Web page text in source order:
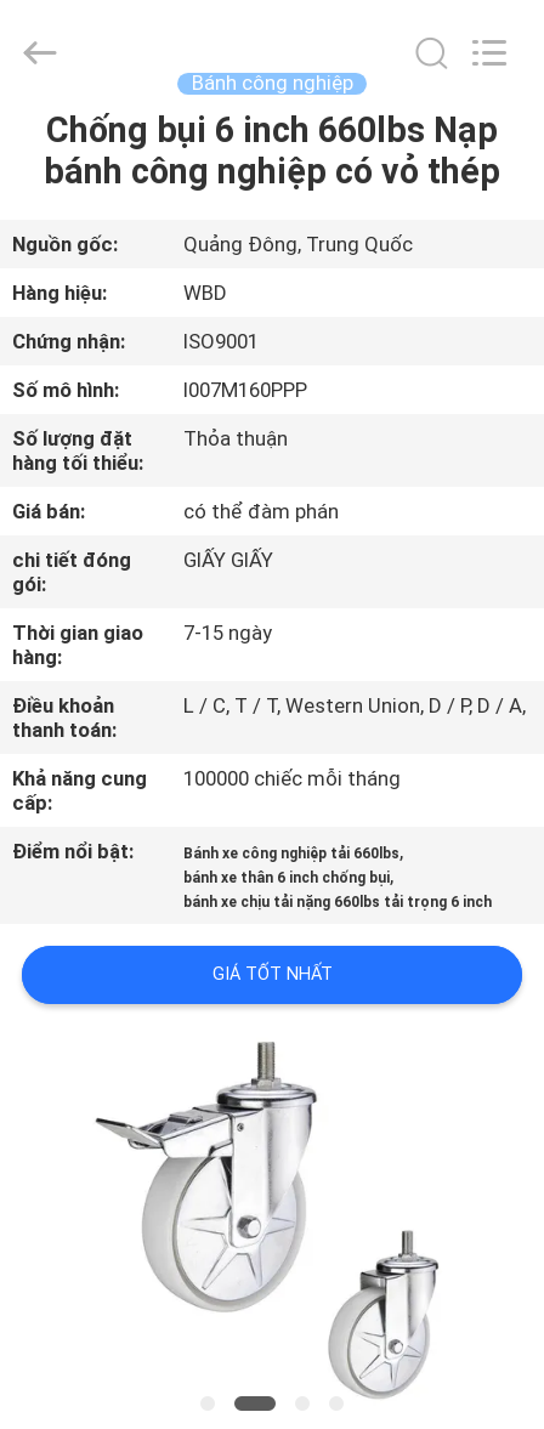
NHÀ
PHẨM
VIDEO
VỀ
CHÚNG
TÔI
THAM
QUAN
NHÀ
MÁY
KIỂM
SOÁT
CHẤT
LIÊN
HỆ
Metal
Reserved.
Bánh công nghiệp
Chống bụi 6 inch 660lbs Nạp
bánh công nghiệp có vỏ thép
Nguồn gốc:
Quảng Đông, Trung Quốc
Hàng hiệu:
WBD
Chứng nhận:
ISO9001
Số mô hình:
I007M160PPP
Số lượng đặt
hàng tối thiểu:
Thỏa thuận
Giá bán:
có thể đàm phán
chi tiết đóng
gói:
GIẤY GIẤY
Thời gian giao
hàng:
7-15 ngày
Điều khoản
thanh toán:
L / C, T / T, Western Union, D / P, D / A,
Khả năng cung
cấp:
100000 chiếc mỗi tháng
Điểm nổi bật: Bánh xe công nghiệp tải 660lbs,
bánh xe thân 6 inch chống bụi,
bánh xe chịu tải nặng 660lbs tải trọng 6 inch
GIÁ TỐT NHẤT